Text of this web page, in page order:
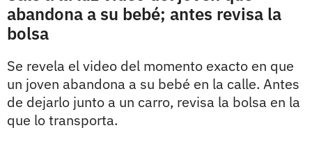
abandona a su bebé; antes revisa la
bolsa
Se revela el video del momento exacto en que
un joven abandona a su bebé en la calle. Antes
de dejarlo junto a un carro, revisa la bolsa en la
que lo transporta.